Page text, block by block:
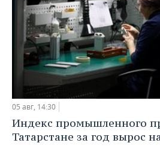
05 авг, 14:30
Индекс промышленного
Татарстане за год вырос